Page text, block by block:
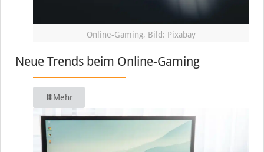
Online-Gaming, Bild: Pixabay
Neue Trends beim Online-Gaming
Mehr